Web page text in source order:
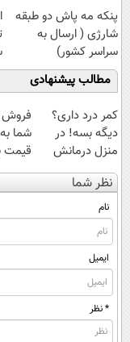
پنکه مه پاش دو طبقه
شارژی ( ارسال به
سراسر کشور)
مطالب پیشنهادی
کمر درد داری؟
دیگه بسه! در
منزل درمانش
کن
(◀پرسش‌نامه)
فروش
شما
قیمت
نظر شما
نام
ایمیل
* نظر